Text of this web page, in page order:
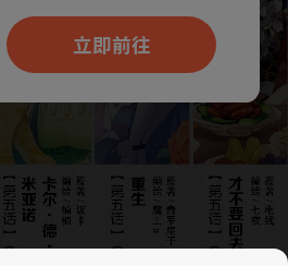
App阅读，可打开App新用
户7天免费看立即前往